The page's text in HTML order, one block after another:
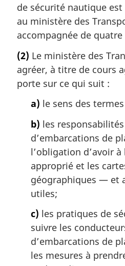
de sécurité nautique
au ministère des
accompagnée de
(2) Le ministère des
agréer, à titre de cours
porte sur ce qui suit :
a) le sens des
b) les
d’embarcations de
l’obligation d’avoir
approprié et les
géographiques — et
utiles;
c) les pratiques de
suivre les
d’embarcations de
les mesures à